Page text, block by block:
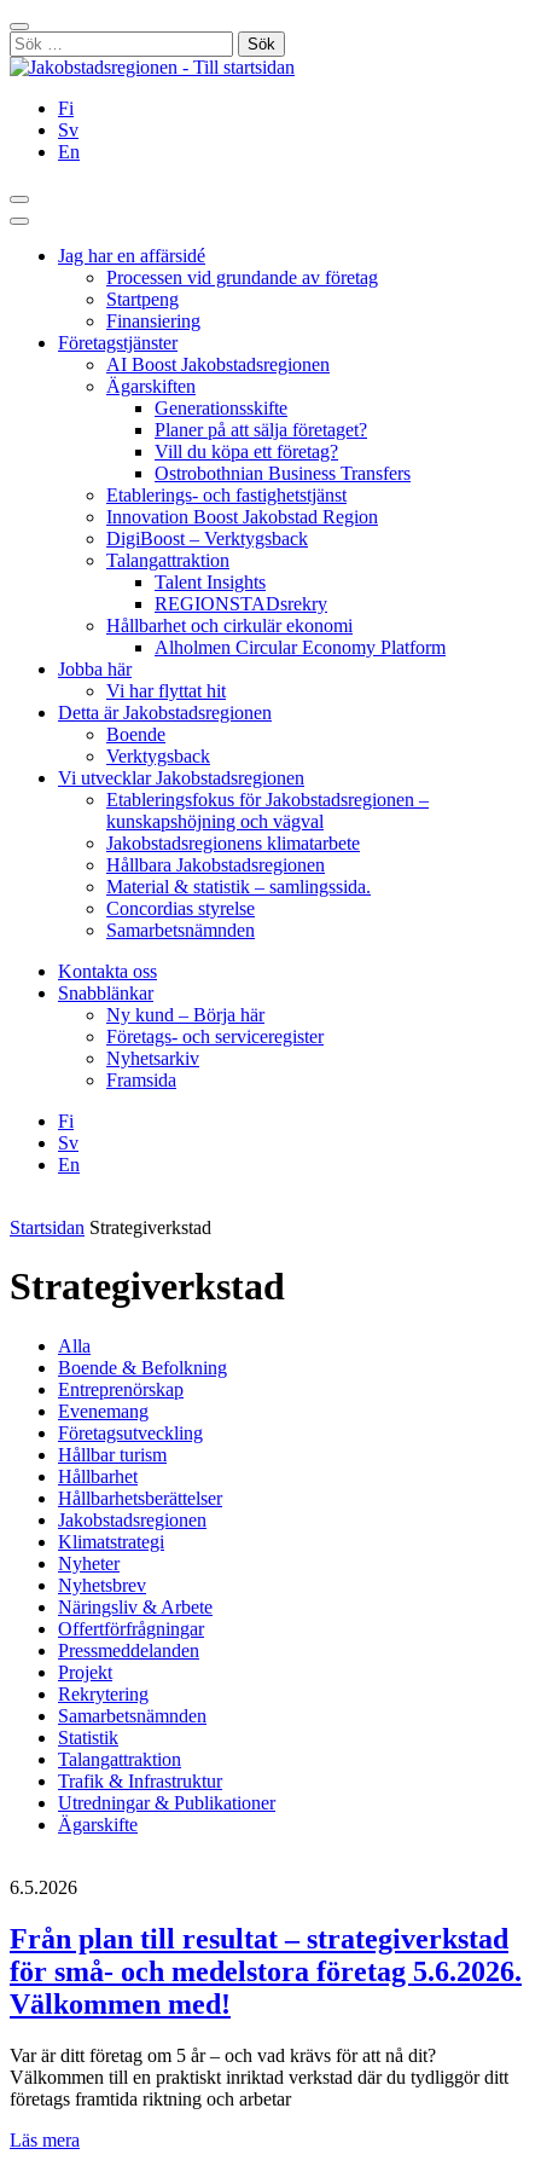
Hoppa
till
innehållet
Stäng
Sök
efter:
Fi
Sv
En
Sök
Huvudmeny
Jag har en affärsidé
Processen vid grundande av företag
Startpeng
Finansiering
Företagstjänster
AI Boost Jakobstadsregionen
Ägarskiften
Generationsskifte
Planer på att sälja företaget?
Vill du köpa ett företag?
Ostrobothnian Business Transfers
Etablerings- och fastighetstjänst
Innovation Boost Jakobstad Region
DigiBoost – Verktygsback
Talangattraktion
Talent Insights
REGIONSTADsrekry
Hållbarhet och cirkulär ekonomi
Alholmen Circular Economy Platform
Jobba här
Vi har flyttat hit
Detta är Jakobstadsregionen
Boende
Verktygsback
Vi utvecklar Jakobstadsregionen
Etableringsfokus för Jakobstadsregionen –
kunskapshöjning och vägval
Jakobstadsregionens klimatarbete
Hållbara Jakobstadsregionen
Material & statistik – samlingssida.
Concordias styrelse
Samarbetsnämnden
Kontakta oss
Snabblänkar
Ny kund – Börja här
Företags- och serviceregister
Nyhetsarkiv
Framsida
Fi
Sv
En
Startsidan Strategiverkstad
Strategiverkstad
Alla
Boende & Befolkning
Entreprenörskap
Evenemang
Företagsutveckling
Hållbar turism
Hållbarhet
Hållbarhetsberättelser
Jakobstadsregionen
Klimatstrategi
Nyheter
Nyhetsbrev
Näringsliv & Arbete
Offertförfrågningar
Pressmeddelanden
Projekt
Rekrytering
Samarbetsnämnden
Statistik
Talangattraktion
Trafik & Infrastruktur
Utredningar & Publikationer
Ägarskifte
6.5.2026
Från plan till resultat – strategiverkstad
för små- och medelstora företag 5.6.2026.
Välkommen med!
Var är ditt företag om 5 år – och vad krävs för att nå dit?
Välkommen till en praktiskt inriktad verkstad där du tydliggör ditt
företags framtida riktning och arbetar
Läs mera